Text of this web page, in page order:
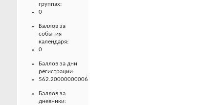
группах:
0
Баллов за
события
календаря:
0
Баллов за дни
регистрации:
562.20000000006
Баллов за
дневники: